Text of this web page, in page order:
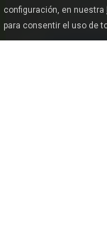
configuración, en nuestra
para consentir el uso de